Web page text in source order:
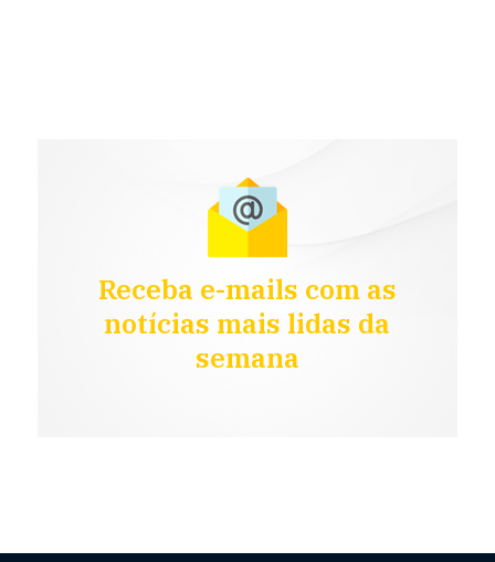
Receba e-mails com as
notícias mais lidas da
semana